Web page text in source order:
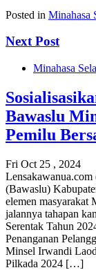
Posted in Minahasa
Next Post
Minahasa
Bawaslu
Pemilu
Fri Oct 25 , 2024
(Bawaslu)
elemen masyarakat
jalannya tahapan
Serentak Tahun
Penanganan
Minsel Irwandi
Pilkada 2024 […]